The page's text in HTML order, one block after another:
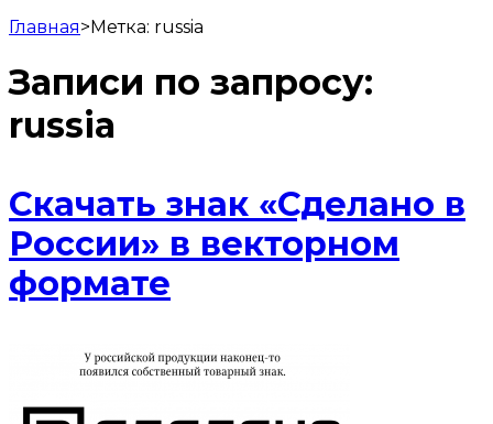
Главная>Метка: russia
Записи по запросу:
russia
Скачать знак «Сделано в
России» в векторном
формате